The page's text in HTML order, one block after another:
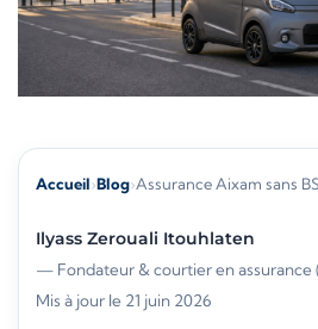
Accueil›Blog›Assurance Aixam sans
Ilyass Zerouali Itouhlaten
— Fondateur & courtier en assurance
Mis à jour le 21 juin 2026